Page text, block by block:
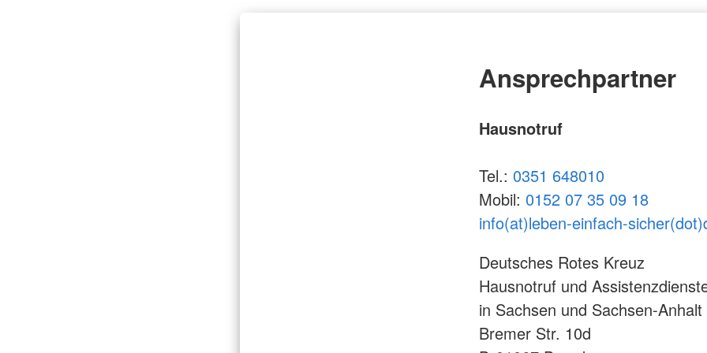
Ansprechpartner
Hausnotruf
Tel.: 0351 648010
Mobil: 0152 07 35 09 18
info(at)leben-einfach-
Deutsches Rotes Kreuz
Hausnotruf und
in Sachsen und Sachsen-Anhalt
Bremer Str. 10d